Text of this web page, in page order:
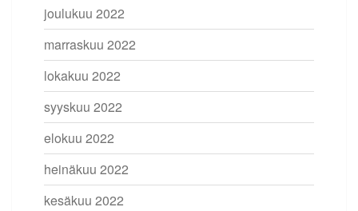
joulukuu 2022
marraskuu 2022
lokakuu 2022
syyskuu 2022
elokuu 2022
heinäkuu 2022
kesäkuu 2022